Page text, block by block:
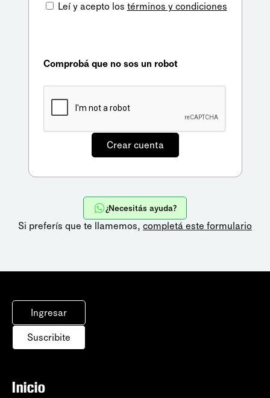
Leí y acepto los términos y condiciones
Comprobá que no sos un robot
¿Necesitás ayuda?
Si preferís que te llamemos, completá este formulario
Ingresar
Suscribite
Inicio